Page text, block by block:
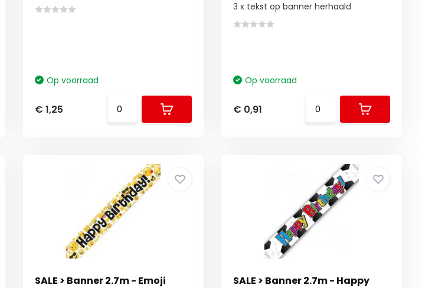
Op voorraad
€ 1,25
3 x tekst op banner herhaald
Op voorraad
€ 0,91
SALE > Banner 2.7m - Emoji
SALE > Banner 2.7m - Happy